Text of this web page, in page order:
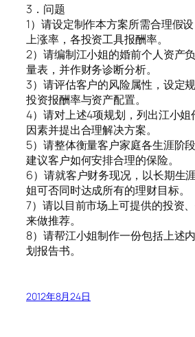
3．问题
1）请设定制作本方案所需合理假
上涨率，各投资工具报酬率。
2）请编制江小姐的婚前个人资产
量表，并作财务诊断分析。
3）请评估客户的风险属性，设定
投资报酬率与资产配置。
4）请对上述4项规划，列出江小
因素并提出合理解决方案。
5）请整体衡量客户家庭各生涯阶
建议客户如何安排合理的保险。
6）请就客户财务现况，以长期生
姐可否同时达成所有的理财目标。
7）请以目前市场上可提供的投资
来做推荐。
8）请帮江小姐制作一份包括上述
划报告书。
2012年8月24日